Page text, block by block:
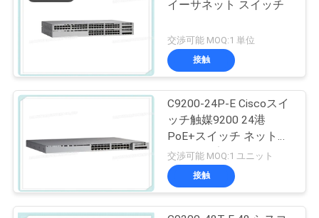
イーサネット スイッチ
交渉可能 MOQ:1 単位
接触
C9200-24P-E Ciscoスイ
ッチ触媒9200 24港
PoE+スイッチ ネットワ
ークの要素
交渉可能 MOQ:1 ユニット
接触